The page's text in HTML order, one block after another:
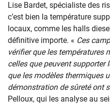
Lise Bardet, spécialiste des
c’est bien la température
locaux, comme les halls
définitive importe. « Ces
vérifier que les températures
celles que peuvent
que les modèles thermiques
démonstration de sûreté ont
Pelloux, qui les analyse au